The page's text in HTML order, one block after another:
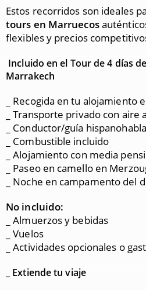
Estos recorridos son ideales
tours en Marruecos
flexibles y precios
Incluido en el Tour de 4 días
Marrakech
_ Recogida en tu alojamiento
_ Transporte privado con aire
_ Conductor/guía
_ Combustible incluido
_ Alojamiento con media
_ Paseo en camello en
_ Noche en campamento del
No incluido:
_ Almuerzos y bebidas
_ Vuelos
_ Actividades opcionales o
Extiende tu viaje